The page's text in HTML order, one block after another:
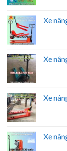
Xe
Xe
Xe
Xe